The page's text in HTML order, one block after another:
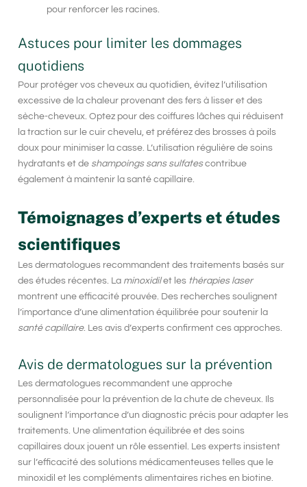
pour renforcer les racines.
Astuces pour limiter les dommages
quotidiens
Pour protéger vos cheveux au quotidien, évitez l’utilisation
excessive de la chaleur provenant des fers à lisser et des
sèche-cheveux. Optez pour des coiffures lâches qui réduisent
la traction sur le cuir chevelu, et préférez des brosses à poils
doux pour minimiser la casse. L’utilisation régulière de soins
hydratants et de shampoings sans sulfatescontribue
également à maintenir la santé capillaire.
Témoignages d’experts et études
scientifiques
Les dermatologues recommandent des traitements basés sur
des études récentes. La minoxidilet les thérapies laser
montrent une efficacité prouvée. Des recherches soulignent
l’importance d’une alimentation équilibrée pour soutenir la
santé capillaire. Les avis d’experts confirment ces approches.
Avis de dermatologues sur la prévention
Les dermatologues recommandent une approche
personnalisée pour la prévention de la chute de cheveux . Ils
soulignent l’importance d’un diagnostic précis pour adapter les
traitements. Une alimentation équilibrée et des soins
capillaires doux jouent un rôle essentiel. Les experts insistent
sur l’efficacité des solutions médicamenteuses telles que le
minoxidil et les compléments alimentaires riches en biotine.